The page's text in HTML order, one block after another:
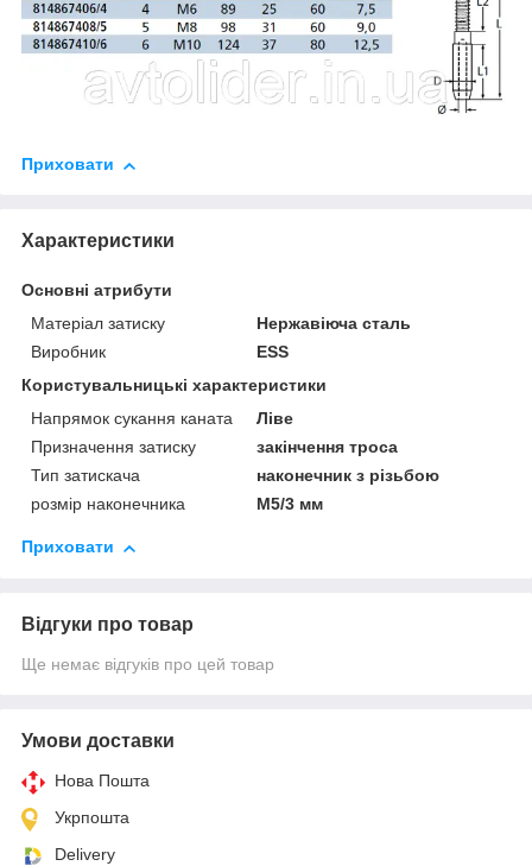
Приховати
Характеристики
Основні атрибути
Матеріал затиску
Нержавіюча сталь
Виробник
ESS
Користувальницькі характеристики
Напрямок сукання каната
Ліве
Призначення затиску
закінчення троса
Тип затискача
наконечник з різьбою
розмір наконечника
М5/3 мм
Приховати
Відгуки про товар
Ще немає відгуків про цей товар
Умови доставки
Нова Пошта
Укрпошта
Delivery